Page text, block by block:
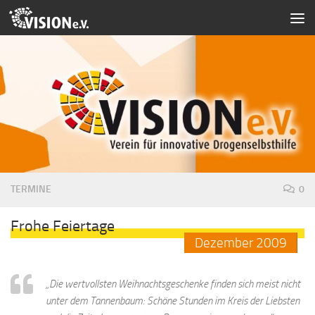
Zum Inhalt springen
TERMINE 0
Frohe Feiertage
Dezember 2009
„Die wertvollsten Weihnachtsgeschenke finden sich meist nicht
unter dem Tannenbaum: Schöne Stunden im Kreis der Liebsten